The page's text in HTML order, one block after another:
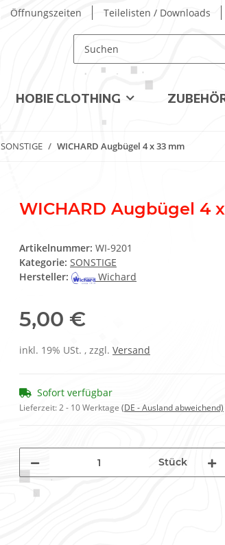
Öffnungszeiten Teilelisten / Downloads
HOBIE CLOTHING
SONSTIGE WICHARD Augbügel 4 x 33 mm
WICHARD Augbügel 4
Artikelnummer: WI-9201
Kategorie: SONSTIGE
Hersteller:
Wichard
5,00 €
inkl. 19% USt. , zzgl. Versand
Sofort verfügbar
Lieferzeit:2 - 10 Werktage (DE - Ausland abweichend)
Stück